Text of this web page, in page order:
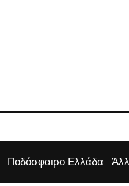
Ποδόσφαιρο Ελλάδα